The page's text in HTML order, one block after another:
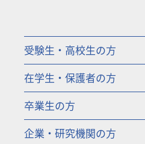
受験生・高校生の方
在学生・保護者の方
卒業生の方
企業・研究機関の方